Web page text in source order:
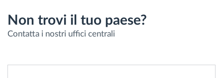
Non trovi il tuo paese?
Contatta i nostri uffici centrali